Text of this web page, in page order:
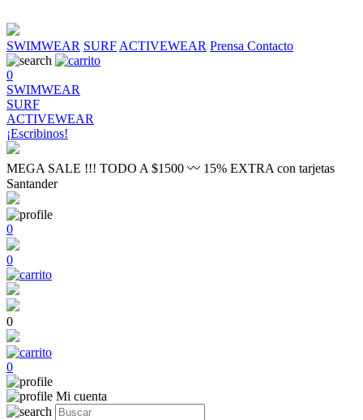
SWIMWEAR SURF ACTIVEWEAR Prensa Contacto
0
SWIMWEAR
SURF
ACTIVEWEAR
¡Escribinos!
MEGA SALE !!! TODO A $1500 〰 15% EXTRA con tarjetas
Santander
0
0
0
0
Mi cuenta